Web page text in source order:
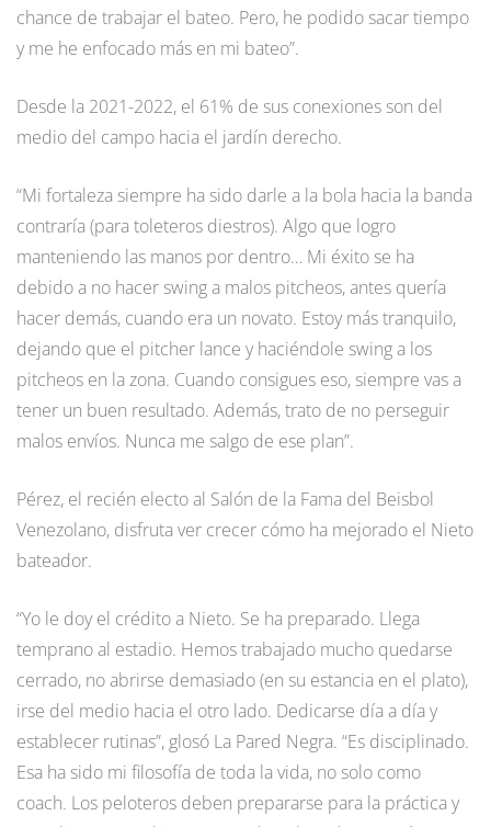
chance de trabajar el bateo. Pero, he podido sacar tiempo
y me he enfocado más en mi bateo”.
Desde la 2021-2022, el 61% de sus conexiones son del
medio del campo hacia el jardín derecho.
“Mi fortaleza siempre ha sido darle a la bola hacia la banda
contraría (para toleteros diestros). Algo que logro
manteniendo las manos por dentro… Mi éxito se ha
debido a no hacer swing a malos pitcheos, antes quería
hacer demás, cuando era un novato. Estoy más tranquilo,
dejando que el pitcher lance y haciéndole swing a los
pitcheos en la zona. Cuando consigues eso, siempre vas a
tener un buen resultado. Además, trato de no perseguir
malos envíos. Nunca me salgo de ese plan”.
Pérez, el recién electo al Salón de la Fama del Beisbol
Venezolano, disfruta ver crecer cómo ha mejorado el Nieto
bateador.
“Yo le doy el crédito a Nieto. Se ha preparado. Llega
temprano al estadio. Hemos trabajado mucho quedarse
cerrado, no abrirse demasiado (en su estancia en el plato),
irse del medio hacia el otro lado. Dedicarse día a día y
establecer rutinas”, glosó La Pared Negra. “Es disciplinado.
Esa ha sido mi filosofía de toda la vida, no solo como
coach. Los peloteros deben prepararse para la práctica y